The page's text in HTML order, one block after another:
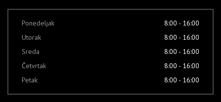
Ponedeljak
8:00 - 16:00
Utorak
8:00 - 16:00
Sreda
8:00 - 16:00
Četvrtak
8:00 - 16:00
Petak
8:00 - 16:00